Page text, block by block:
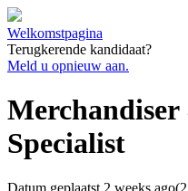
Welkomstpagina
Terugkerende kandidaat?
Meld u opnieuw aan.
Specialist
Datum geplaatst 2 weeks ago